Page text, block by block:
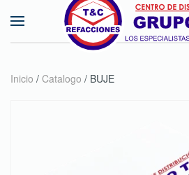
Skip to main content
Inicio / Catalogo / BUJE